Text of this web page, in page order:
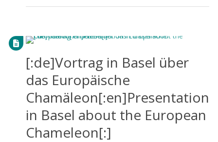
[:de]Vortrag in Basel über
das Europäische
Chamäleon[:en]Presentation
in Basel about the European
Chameleon[:]